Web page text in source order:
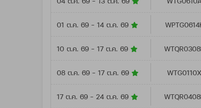
01 ต.ค. 69 - 14 ต.ค. 69
10 ต.ค. 69 - 17 ต.ค. 69
08 ต.ค. 69 - 17 ต.ค. 69 WTG0110X
17 ต.ค. 69 - 24 ต.ค. 69